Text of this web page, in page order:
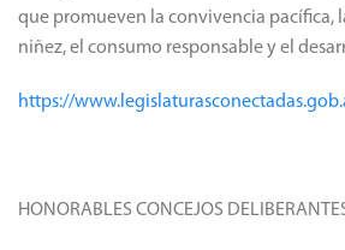
que promueven la convivencia pacífica,
niñez, el consumo responsable y el
https://
HONORABLES CONCEJOS